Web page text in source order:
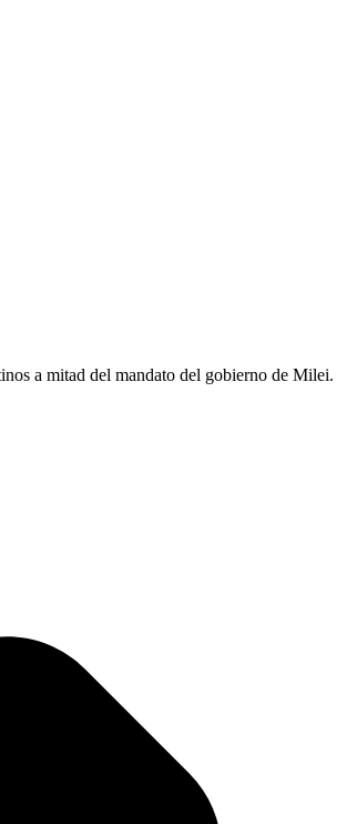
a mitad del mandato del gobierno de Milei.